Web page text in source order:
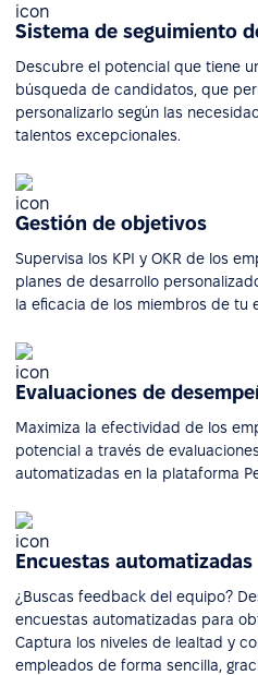
Sistema de seguimiento
Descubre el potencial que tiene
búsqueda de candidatos, que
personalizarlo según las
talentos excepcionales.
Gestión de objetivos
Supervisa los KPI y OKR de los
planes de desarrollo
la eficacia de los miembros de tu
Evaluaciones de
Maximiza la efectividad de los
potencial a través de
automatizadas en la plataforma
Encuestas automatizadas
¿Buscas feedback del equipo?
encuestas automatizadas para
Captura los niveles de lealtad y
empleados de forma sencilla,